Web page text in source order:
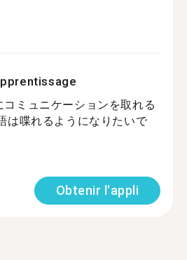
コミュニケーションを取れる
は喋れるようになりたいで
Obtenir l'appli